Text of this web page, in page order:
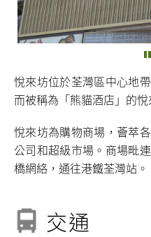
悅來坊位於荃灣區中心地
而被稱為「熊貓酒店」的
悅來坊為購物商場，薈萃
公司和超級市場。商場毗
橋網絡，通往港鐵荃灣站。
交通